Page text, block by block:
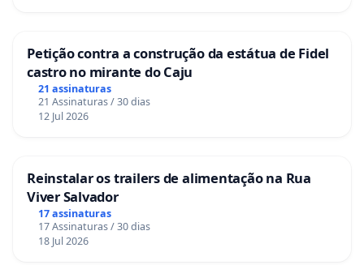
Petição contra a construção da estátua de Fidel
castro no mirante do Caju
21 assinaturas
21 Assinaturas / 30 dias
12 Jul 2026
Reinstalar os trailers de alimentação na Rua
Viver Salvador
17 assinaturas
17 Assinaturas / 30 dias
18 Jul 2026